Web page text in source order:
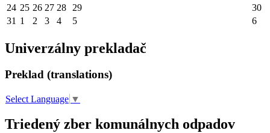
24 25 26 27 28 29
30
31 1 2 3 4 5 6
Univerzálny prekladač
Preklad (translations)
Select Language ▼
Triedený zber komunálnych odpadov